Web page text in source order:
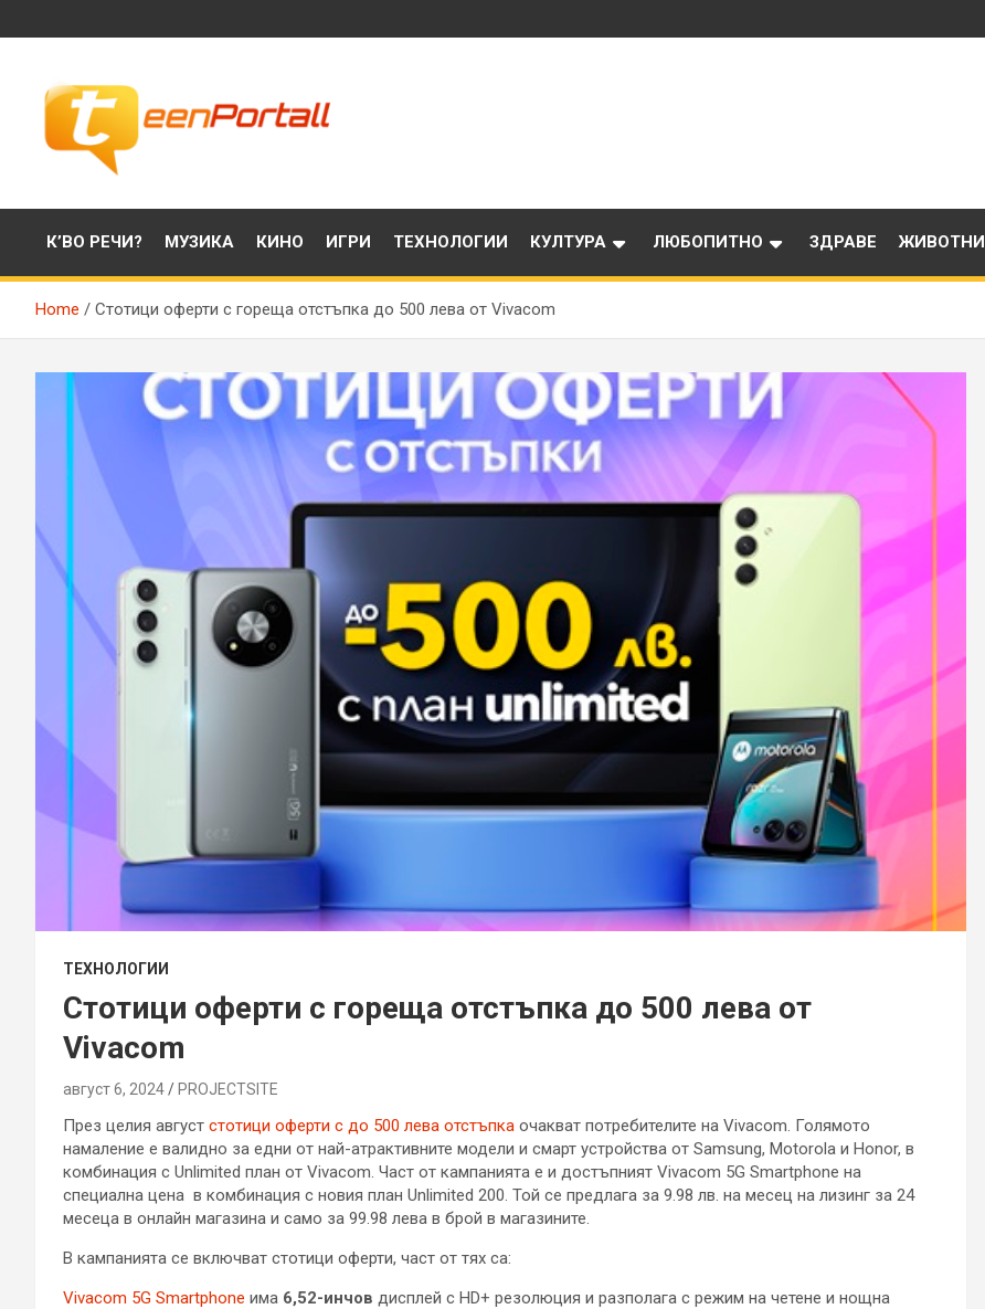
to
TeenPortall
К’ВО РЕЧИ? МУЗИКА КИНО ИГРИ ТЕХНОЛОГИИ КУЛТУРА ЛЮБОПИТНО ЗДРАВЕ ЖИВОТНИ
Home Стотици оферти с гореща отстъпка до 500 лева от Vivacom
ТЕХНОЛОГИИ
Стотици оферти с гореща отстъпка до 500 лева от
Vivacom
август 6, 2024 PROJECTSITЕ
През целия август стотици оферти с до 500 лева отстъпка очакват потребителите на Vivacom. Голямото
намаление е валидно за едни от най-атрактивните модели и смарт устройства от Samsung, Motorola и Honor, в
комбинация с Unlimited план от Vivacom. Част от кампанията е и достъпният Vivacom 5G Smartphone на
специална цена в комбинация с новия план Unlimited 200. Той се предлага за 9.98 лв. на месец на лизинг за 24
месеца в онлайн магазина и само за 99.98 лева в брой в магазините.
В кампанията се включват стотици оферти, част от тях са:
Vivacom 5G Smartphone има 6,52-инчов дисплей с HD+ резолюция и разполага с режим на четене и нощна